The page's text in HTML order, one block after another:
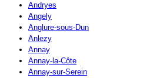
Andryes
Angely
Anglure-sous-Dun
Anlezy
Annay
Annay-la-Côte
Annay-sur-Serein